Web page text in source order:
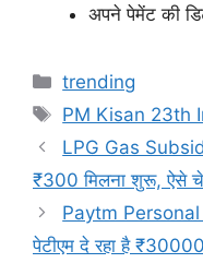
अपने पेमेंट की
Categories
trending
Tags
PM Kisan 23th
LPG Gas
₹300 मिलना शुरू, ऐसे
Paytm Personal
पेटीएम दे रहा है